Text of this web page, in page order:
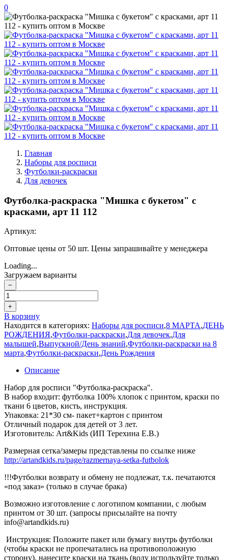
0
Главная
Наборы для росписи
Футболки-раскраски
Для девочек
Футболка-раскраска "Мишка с букетом" с
красками, арт 11 112
Артикул:
Оптовые цены от 50 шт. Цены запрашивайте у менеджера
Loading...
Загружаем варианты
−
+
В корзину
Находится в категориях: Наборы для росписи,8 МАРТА,ДЕНЬ
РОЖДЕНИЯ,Футболки-раскраски,Для девочек,Для
малышей,Выпускной/День знаний,Футболки-раскраски на 8
марта,Футболки-раскраски,День Рождения
Описание
Набор для росписи "Футболка-раскраска".
В набор входит: футболка 100% хлопок с принтом, краски по
ткани 6 цветов, кисть, инструкция.
Упаковка: 21*30 см- пакет+картон с принтом
Отличный подарок для детей от 3 лет.
Изготовитель: Art&Kids (ИП Терехина Е.В.)
Размерная сетка/замеры представлены по ссылке ниже
http://artandkids.ru/page/razmernaya-setka-futbolok
!!!Футболки возврату и обмену не подлежат, т.к. печатаются
«под заказ» (только в случае брака)
Возможно изготовление с логотипом компании, с любым
принтом от 30 шт. (запросы присылайте на почту
info@artandkids.ru)
Инструкция: Положите пакет или бумагу внутрь футболки
(чтобы краски не пропечатались на противоположную
сторону), нанесите краски на ткань (воду используйте только